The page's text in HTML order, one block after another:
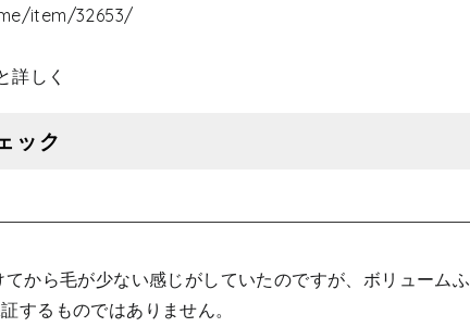
item/32653/
詳しく
ック
から毛が少ない感じがしていたのですが、ボリュームふ
するものではありません。